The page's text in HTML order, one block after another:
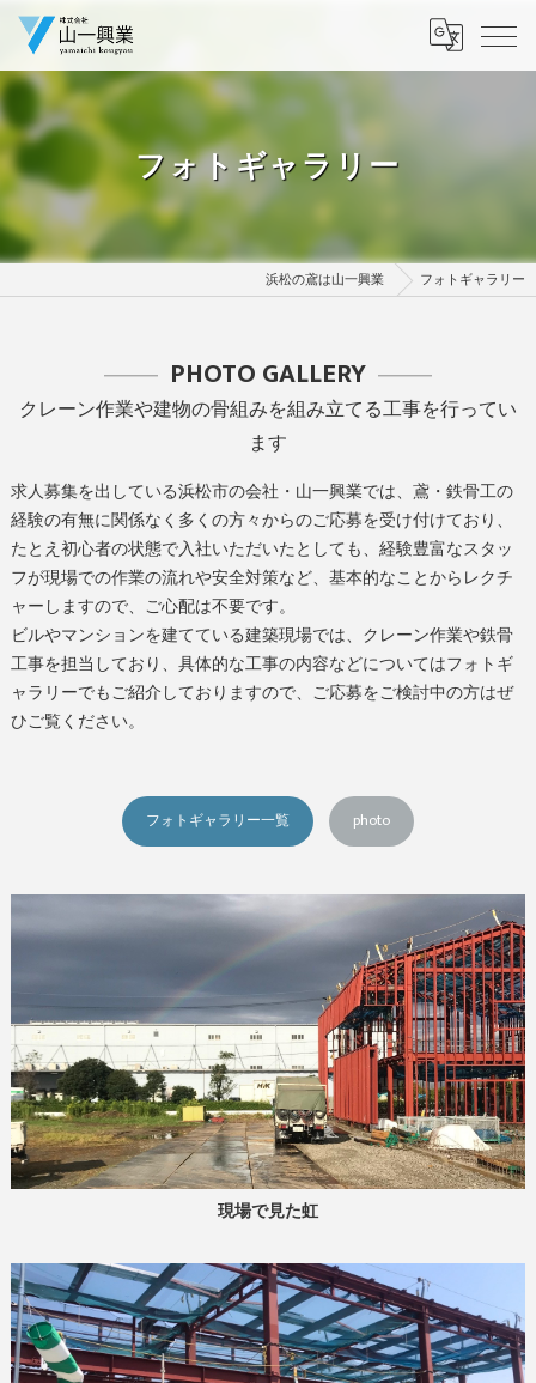
フォトギャラリー
浜松の鳶は山一興業 フォトギャラリー
PHOTO GALLERY
クレーン作業や建物の骨組みを組み立てる工事を行ってい
ます
求人募集を出している浜松市の会社・山一興業では、鳶・鉄骨工の
経験の有無に関係なく多くの方々からのご応募を受け付けており、
たとえ初心者の状態で入社いただいたとしても、経験豊富なスタッ
フが現場での作業の流れや安全対策など、基本的なことからレクチ
ャーしますので、ご心配は不要です。
ビルやマンションを建てている建築現場では、クレーン作業や鉄骨
工事を担当しており、具体的な工事の内容などについてはフォトギ
ャラリーでもご紹介しておりますので、ご応募をご検討中の方はぜ
ひご覧ください。
フォトギャラリー一覧 photo
現場で見た虹